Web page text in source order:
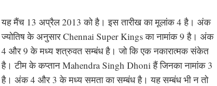
यह मैंच 13 अप्रैल 2013 को है। इस तारीख का मूलांक 4 है। अंक
ज्योतिष के अनुसार Chennai Super Kings का नामांक 9 है। अंक
4 और 9 के मध्य शत्रुवत सम्बंध है। जो कि एक नकारात्मक संकेत
है। टीम के कप्तान Mahendra Singh Dhoni हैं जिनका नामांक 3
है। अंक 4 और 3 के मध्य समता का सम्बंध है। यह सम्बंध भी न तो